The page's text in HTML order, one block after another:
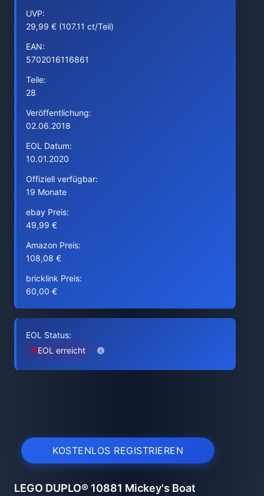
UVP:
29,99 € (107.11 ct/Teil)
EAN:
5702016116861
Teile:
28
Veröffentlichung:
02.06.2018
EOL Datum:
10.01.2020
Offiziell verfügbar:
19 Monate
ebay Preis:
49,99 €
Amazon Preis:
108,08 €
bricklink Preis:
60,00 €
EOL Status:
EOL erreicht
KOSTENLOS REGISTRIEREN
LEGO DUPLO® 10881 Mickey's Boat